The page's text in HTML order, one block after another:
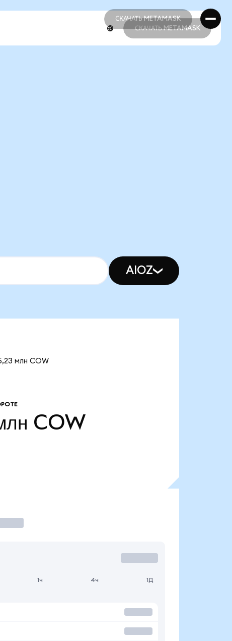
СКАЧАТЬ METAMASK
СКАЧАТЬ METAMASK
СКАЧАТЬ METAMASK
AIOZ
млн COW
COW
1ч 4ч 1Д